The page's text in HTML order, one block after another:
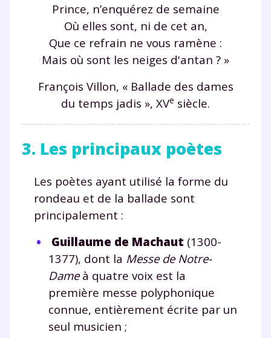
Prince, n’enquérez de semaine
Où elles sont, ni de cet an,
Que ce refrain ne vous ramène :
Mais où sont les neiges d'antan ? »
François Villon, « Ballade des dames
du temps jadis », XVe siècle.
3. Les principaux poètes
Les poètes ayant utilisé la forme du
rondeau et de la ballade sont
principalement :
Guillaume de Machaut (1300-
1377), dont la Messe de Notre-
Dameà quatre voix est la
première messe polyphonique
connue, entièrement écrite par un
seul musicien ;
Envie de progresser
et de réussir votre
année scolaire ?
Testez gratuitement
pendant 24h notre
plateforme de soutien
scolaire !